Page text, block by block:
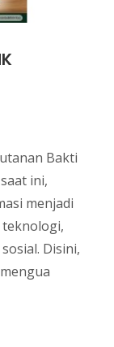
Bakti
ini,
menjadi
teknologi,
Disini,